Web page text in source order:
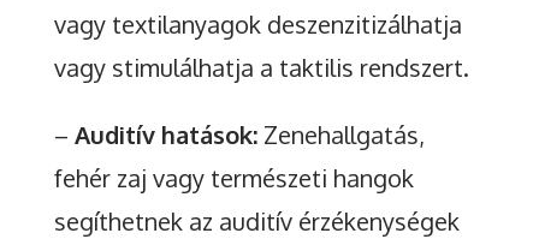
vagy textilanyagok deszenzitizálhatja
vagy stimulálhatja a taktilis rendszert.
– Auditív hatások:Zenehallgatás,
fehér zaj vagy természeti hangok
segíthetnek az auditív érzékenységek